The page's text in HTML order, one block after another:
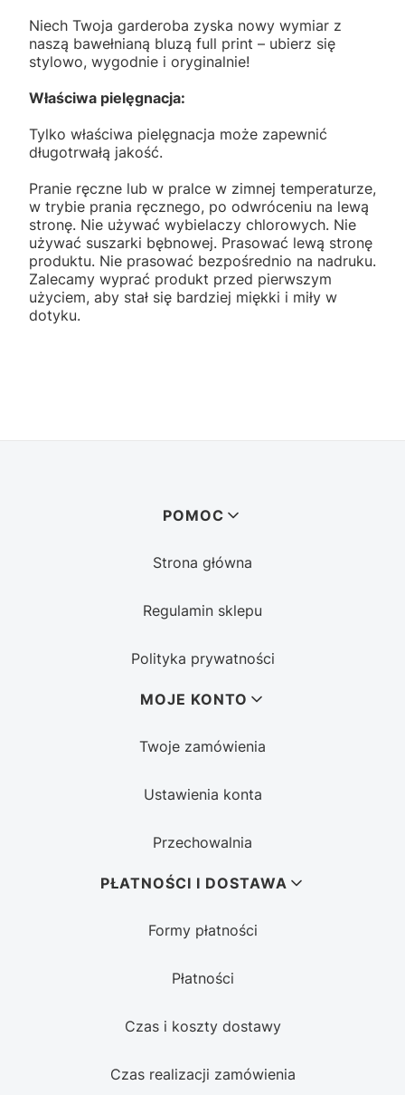
Niech Twoja garderoba zyska nowy wymiar z
naszą bawełnianą bluzą full print – ubierz się
stylowo, wygodnie i oryginalnie!
Właściwa pielęgnacja:
Tylko właściwa pielęgnacja może zapewnić
długotrwałą jakość.
Pranie ręczne lub w pralce w zimnej temperaturze,
w trybie prania ręcznego, po odwróceniu na lewą
stronę. Nie używać wybielaczy chlorowych. Nie
używać suszarki bębnowej. Prasować lewą stronę
produktu. Nie prasować bezpośrednio na nadruku.
Zalecamy wyprać produkt przed pierwszym
użyciem, aby stał się bardziej miękki i miły w
dotyku.
POMOC
Strona główna
Regulamin sklepu
Polityka prywatności
MOJE KONTO
Twoje zamówienia
Ustawienia konta
Przechowalnia
PŁATNOŚCI I DOSTAWA
Formy płatności
Płatności
Czas i koszty dostawy
Czas realizacji zamówienia